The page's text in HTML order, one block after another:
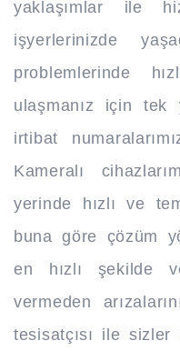
yaklaşımlar ile
işyerlerinizde
problemlerinde
ulaşmanız için tek
irtibat
Kameralı
yerinde hızlı ve
buna göre çözüm
en hızlı şekilde
vermeden
tesisatçısı ile